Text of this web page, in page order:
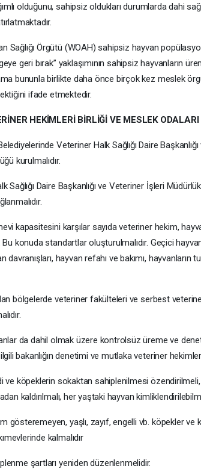
olduğunu, sahipsiz oldukları durumlarda dahi
Sağlığı Örgütü (WOAH) sahipsiz hayvan
geri bırak” yaklaşımının sahipsiz hayvanların
ama bununla birlikte daha önce birçok kez meslek
ifade etmektedir.
HEKİMLERİ BİRLİĞİ VE MESLEK
Veteriner Halk Sağlığı Daire
kurulmalıdır.
Sağlığı Daire Başkanlığı ve Veteriner İşleri
kapasitesini karşılar sayıda veteriner hekim,
Bu konuda standartlar oluşturulmalıdır. Geçici
davranışları, hayvan refahı ve bakımı,
bölgelerde veteriner fakülteleri ve serbest
da dahil olmak üzere kontrolsüz üreme ve
bakanlığın denetimi ve mutlaka veteriner
ve köpeklerin sokaktan sahiplenilmesi
kaldırılmalı, her yaştaki hayvan
gösteremeyen, yaşlı, zayıf, engelli vb. köpekler
kalmalıdır
şartları yeniden düzenlenmelidir.